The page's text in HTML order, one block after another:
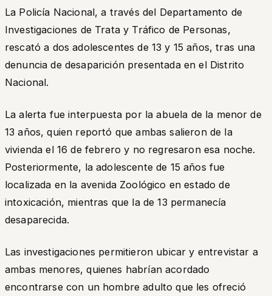
La Policía Nacional, a través del Departamento de
Investigaciones de Trata y Tráfico de Personas,
rescató a dos adolescentes de 13 y 15 años, tras una
denuncia de desaparición presentada en el Distrito
Nacional.
La alerta fue interpuesta por la abuela de la menor de
13 años, quien reportó que ambas salieron de la
vivienda el 16 de febrero y no regresaron esa noche.
Posteriormente, la adolescente de 15 años fue
localizada en la avenida Zoológico en estado de
intoxicación, mientras que la de 13 permanecía
desaparecida.
Las investigaciones permitieron ubicar y entrevistar a
ambas menores, quienes habrían acordado
encontrarse con un hombre adulto que les ofreció